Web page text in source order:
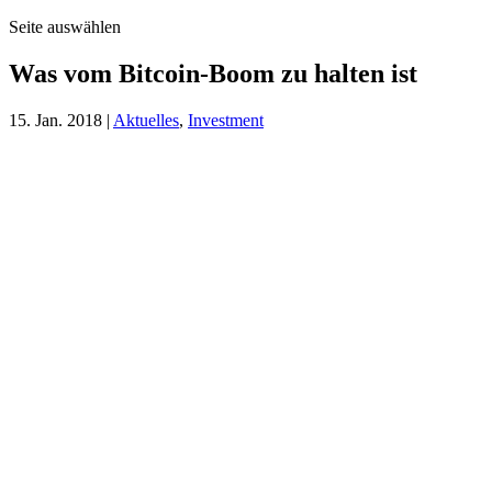
Seite auswählen
Was vom Bitcoin-Boom zu halten ist
15. Jan. 2018 | Aktuelles, Investment